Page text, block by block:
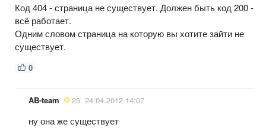
Код 404 - страница не существует. Должен быть код 200 -
всё работает.
Одним словом страница на которую вы хотите зайти не
существует.
0
AB-team 25 24.04.2012 14:07
ну она же существует